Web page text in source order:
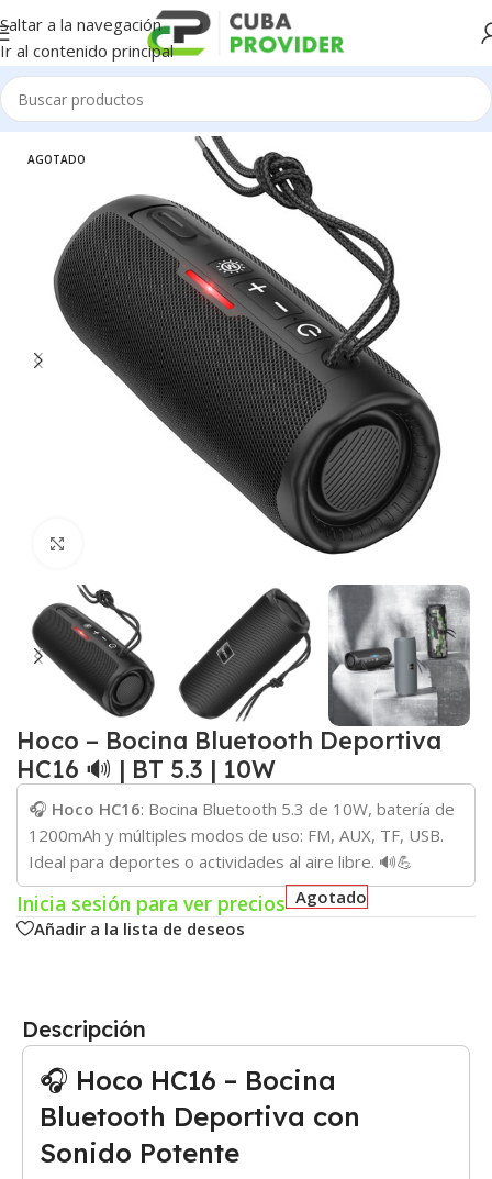
Saltar a la navegación
Ir al contenido principal
Inicio/Electrónica/Bocinas Portatiles
AGOTADO
Hoco – Bocina Bluetooth Deportiva
HC16 🔊 | BT 5.3 | 10W
🎧 Hoco HC16: Bocina Bluetooth 5.3 de 10W, batería de
1200mAh y múltiples modos de uso: FM, AUX, TF, USB.
Ideal para deportes o actividades al aire libre. 🔊💪
Inicia sesión para ver precios Agotado
Añadir a la lista de deseos
Descripción
🎧 Hoco HC16 – Bocina
Bluetooth Deportiva con
Sonido Potente